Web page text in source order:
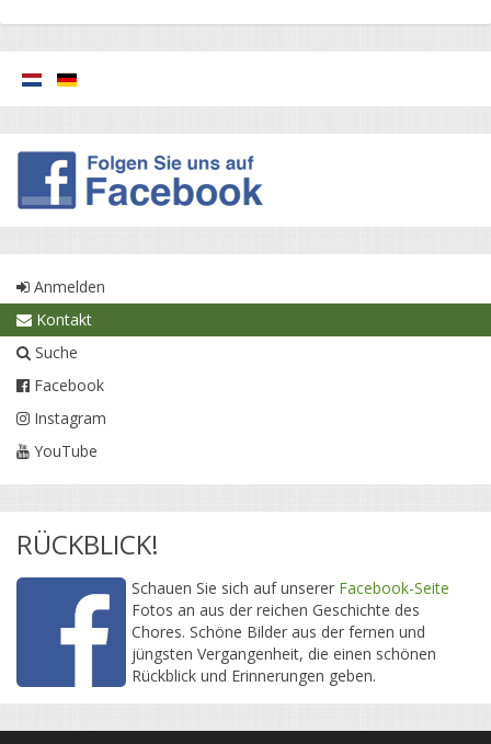
Anmelden
Kontakt
Suche
Facebook
Instagram
YouTube
RÜCKBLICK!
Schauen Sie sich auf unserer Facebook-Seite
Fotos an aus der reichen Geschichte des
Chores. Schöne Bilder aus der fernen und
jüngsten Vergangenheit, die einen schönen
Rückblick und Erinnerungen geben.